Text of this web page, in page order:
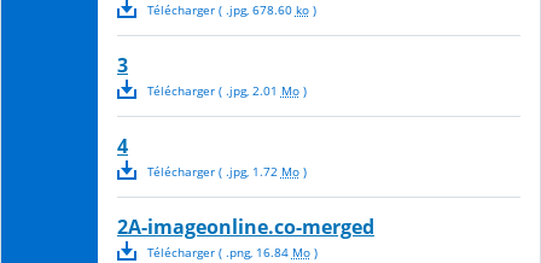
Télécharger( .jpg, 678.60 ko)
3
Télécharger( .jpg, 2.01 Mo)
4
Télécharger( .jpg, 1.72 Mo)
2A-imageonline.co-merged
Télécharger( .png, 16.84 Mo)